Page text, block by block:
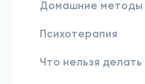
Домашние методы
Психотерапия
Что нельзя